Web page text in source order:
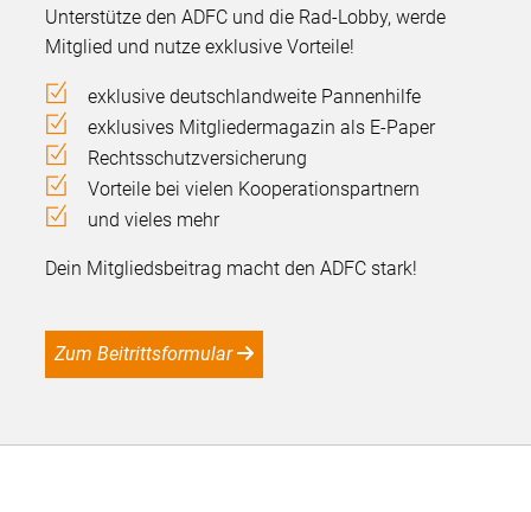
Unterstütze den ADFC und die Rad-Lobby, werde
Mitglied und nutze exklusive Vorteile!
exklusive deutschlandweite Pannenhilfe
exklusives Mitgliedermagazin als E-Paper
Rechtsschutzversicherung
Vorteile bei vielen Kooperationspartnern
und vieles mehr
Dein Mitgliedsbeitrag macht den ADFC stark!
Zum Beitrittsformular